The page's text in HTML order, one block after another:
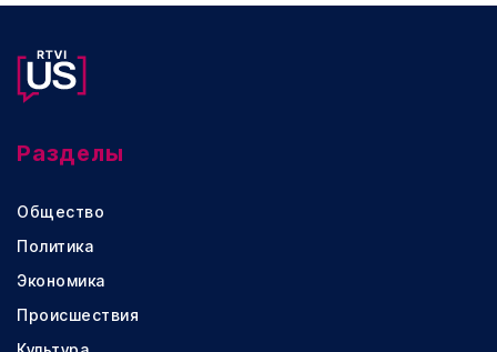
Разделы
Общество
Политика
Экономика
Происшествия